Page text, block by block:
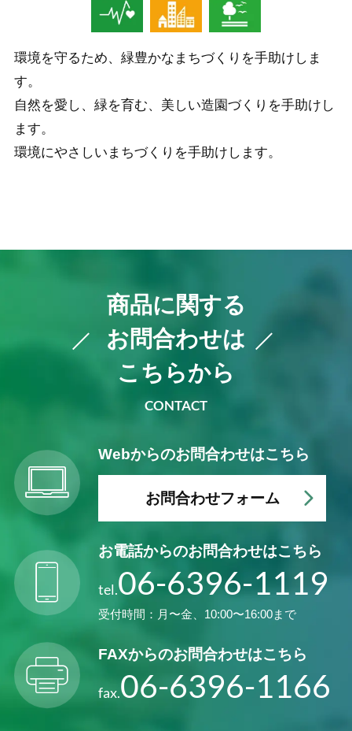
環境を守るため、緑豊かなまちづくりを手助けしま
す。
自然を愛し、緑を育む、美しい造園づくりを手助けし
ます。
環境にやさしいまちづくりを手助けします。
商品に関する
お問合わせは
こちらから
CONTACT
Webからのお問合わせはこちら
お問合わせフォーム
お電話からのお問合わせはこちら
tel.06-6396-1119
受付時間：月〜金、10:00〜16:00まで
FAXからのお問合わせはこちら
fax.06-6396-1166